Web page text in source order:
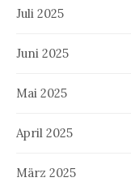
Juli 2025
Juni 2025
Mai 2025
April 2025
März 2025